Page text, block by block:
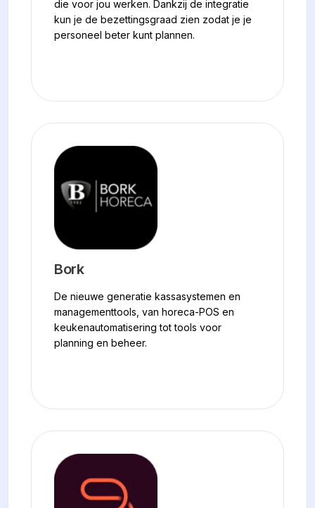
die voor jou werken. Dankzij de integratie
kun je de bezettingsgraad zien zodat je je
personeel beter kunt plannen.
Bork
De nieuwe generatie kassasystemen en
managementtools, van horeca-POS en
keukenautomatisering tot tools voor
planning en beheer.